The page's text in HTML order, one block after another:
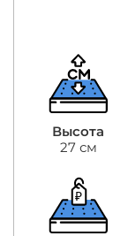
Высота
27 см